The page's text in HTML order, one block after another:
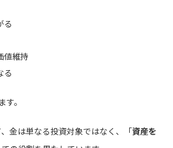
る
値維持
る
。
金は単なる投資対象ではなく、「資産を